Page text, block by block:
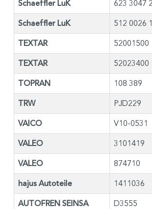
Schaeffler LuK 623 3047
Schaeffler LuK 512 0026
TEXTAR 52001500
TEXTAR 52023400
TOPRAN 108 389
TRW PJD229
VAICO V10-0531
VALEO 3101419
VALEO 874710
hajus Autoteile 1411036
AUTOFREN SEINSA D3555